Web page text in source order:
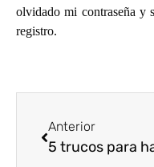
olvidado mi contraseña y
registro.
Anterior